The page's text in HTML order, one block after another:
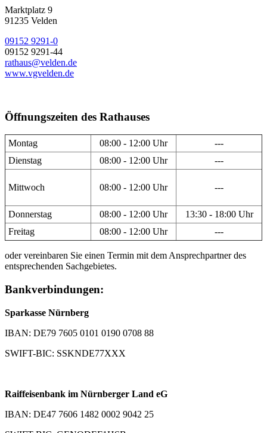
Marktplatz 9
91235 Velden
09152 9291-0
09152 9291-44
rathaus@velden.de
www.vgvelden.de
Öffnungszeiten des Rathauses
Montag 08:00 - 12:00 Uhr
---
Dienstag
08:00 - 12:00 Uhr ---
Mittwoch 08:00 - 12:00 Uhr ---
Donnerstag 08:00 - 12:00 Uhr
13:30 - 18:00 Uhr
Freitag
08:00 - 12:00 Uhr ---
oder vereinbaren Sie einen Termin mit dem Ansprechpartner des
entsprechenden Sachgebietes.
Bankverbindungen:
Sparkasse Nürnberg
IBAN: DE79 7605 0101 0190 0708 88
SWIFT-BIC: SSKNDE77XXX
Raiffeisenbank im Nürnberger Land eG
IBAN: DE47 7606 1482 0002 9042 25